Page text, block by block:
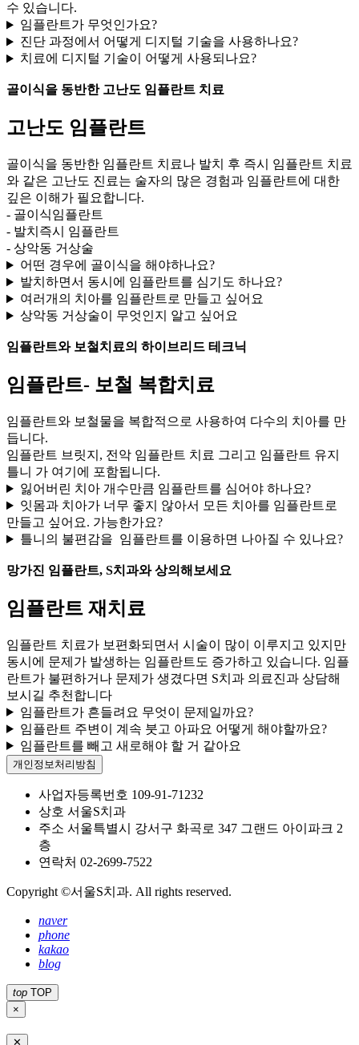
수 있습니다.
임플란트가 무엇인가요?
진단 과정에서 어떻게 디지털 기술을 사용하나요?
치료에 디지털 기술이 어떻게 사용되나요?
골이식을 동반한 고난도 임플란트 치료
고난도 임플란트
골이식을 동반한 임플란트 치료나 발치 후 즉시 임플란트 치료
와 같은 고난도 진료는 술자의 많은 경험과 임플란트에 대한
깊은 이해가 필요합니다.
- 골이식임플란트
- 발치즉시 임플란트
- 상악동 거상술
어떤 경우에 골이식을 해야하나요?
발치하면서 동시에 임플란트를 심기도 하나요?
여러개의 치아를 임플란트로 만들고 싶어요
상악동 거상술이 무엇인지 알고 싶어요
임플란트와 보철치료의 하이브리드 테크닉
임플란트- 보철 복합치료
임플란트와 보철물을 복합적으로 사용하여 다수의 치아를 만
듭니다.
임플란트 브릿지, 전악 임플란트 치료 그리고 임플란트 유지
틀니 가 여기에 포함됩니다.
잃어버린 치아 개수만큼 임플란트를 심어야 하나요?
잇몸과 치아가 너무 좋지 않아서 모든 치아를 임플란트로
만들고 싶어요. 가능한가요?
틀니의 불편감을 임플란트를 이용하면 나아질 수 있나요?
망가진 임플란트, S치과와 상의해보세요
임플란트 재치료
임플란트 치료가 보편화되면서 시술이 많이 이루지고 있지만
동시에 문제가 발생하는 임플란트도 증가하고 있습니다. 임플
란트가 불편하거나 문제가 생겼다면 S치과 의료진과 상담해
보시길 추천합니다
임플란트가 흔들려요 무엇이 문제일까요?
임플란트 주변이 계속 붓고 아파요 어떻게 해야할까요?
임플란트를 빼고 새로해야 할 거 같아요
개인정보처리방침
사업자등록번호 109-91-71232
상호 서울S치과
주소 서울특별시 강서구 화곡로 347 그랜드 아이파크 2
층
연락처 02-2699-7522
Copyright ©서울S치과. All rights reserved.
naver
phone
kakao
blog
top TOP
×
✕